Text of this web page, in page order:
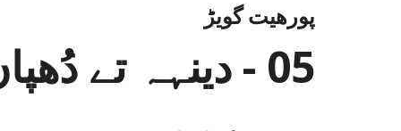
پورھیت گویڑ
05 - دینہہ تے دُھپاں ای نیں